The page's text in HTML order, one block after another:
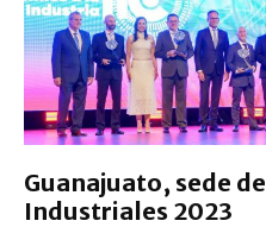
Guanajuato, sede
Industriales 2023